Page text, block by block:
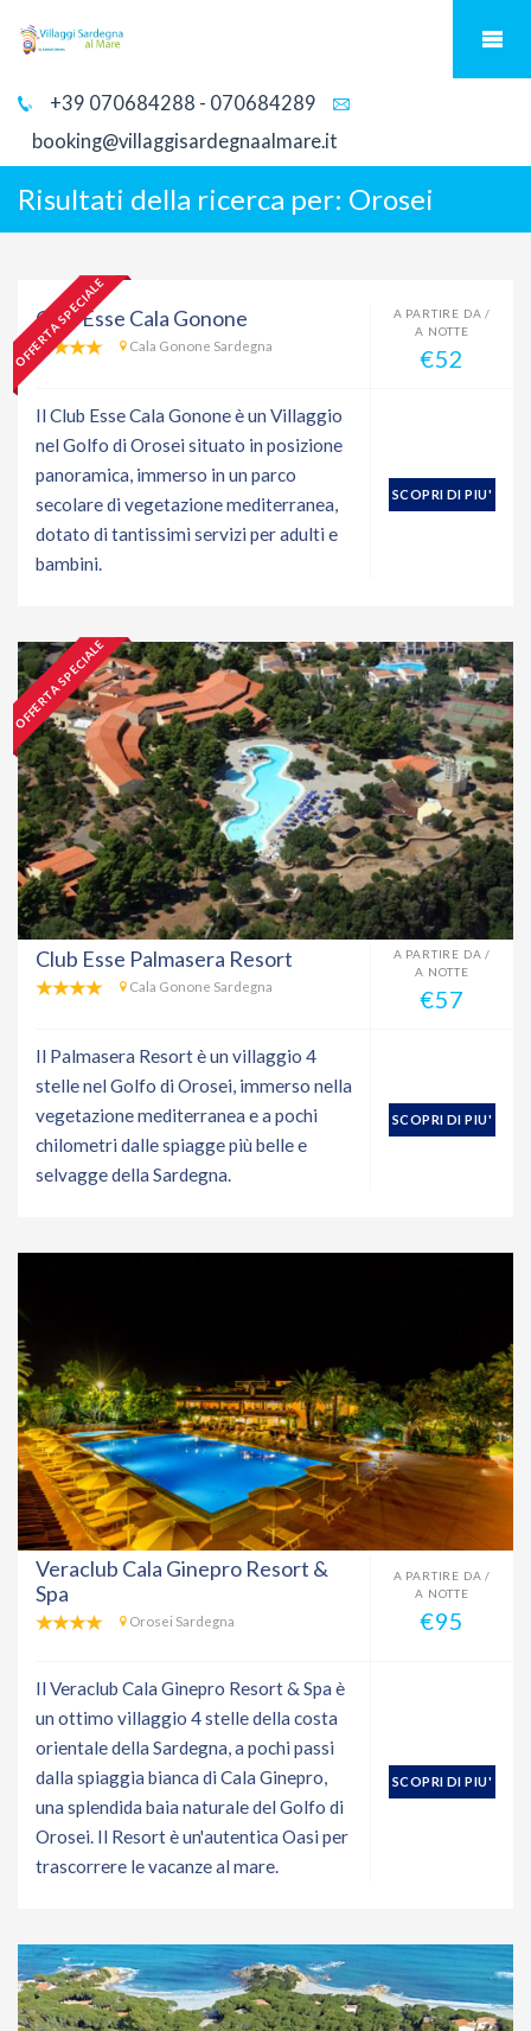
+39 070684288 - 070684289
booking@villaggisardegnaalmare.it
Risultati della ricerca per: Orosei
OFFERTA SPECIALE
Club Esse Cala Gonone
Cala Gonone Sardegna
A PARTIRE DA /
A NOTTE
€52
Il Club Esse Cala Gonone è un Villaggio
nel Golfo di Orosei situato in posizione
panoramica, immerso in un parco
secolare di vegetazione mediterranea,
dotato di tantissimi servizi per adulti e
bambini.
SCOPRI DI PIU'
OFFERTA SPECIALE
Club Esse Palmasera Resort
Cala Gonone Sardegna
A PARTIRE DA /
A NOTTE
€57
Il Palmasera Resort è un villaggio 4
stelle nel Golfo di Orosei, immerso nella
vegetazione mediterranea e a pochi
chilometri dalle spiagge più belle e
selvagge della Sardegna.
SCOPRI DI PIU'
Veraclub Cala Ginepro Resort &
Spa
Orosei Sardegna
A PARTIRE DA /
A NOTTE
€95
Il Veraclub Cala Ginepro Resort & Spa è
un ottimo villaggio 4 stelle della costa
orientale della Sardegna, a pochi passi
dalla spiaggia bianca di Cala Ginepro,
una splendida baia naturale del Golfo di
Orosei. Il Resort è un'autentica Oasi per
trascorrere le vacanze al mare.
SCOPRI DI PIU'